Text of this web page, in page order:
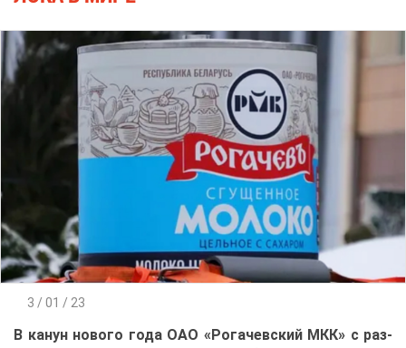
3 / 01 / 23
В ка­нун но­во­го го­да ОАО «Ро­га­чев­ский МКК» с раз­